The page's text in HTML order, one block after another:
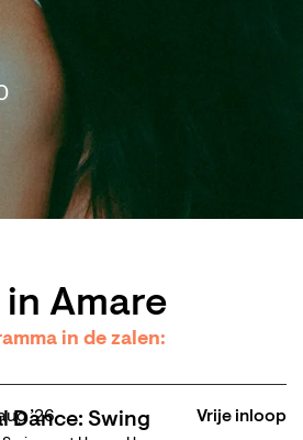
in Amare
in de zalen:
’26
Dance: Swing Vrije inloop